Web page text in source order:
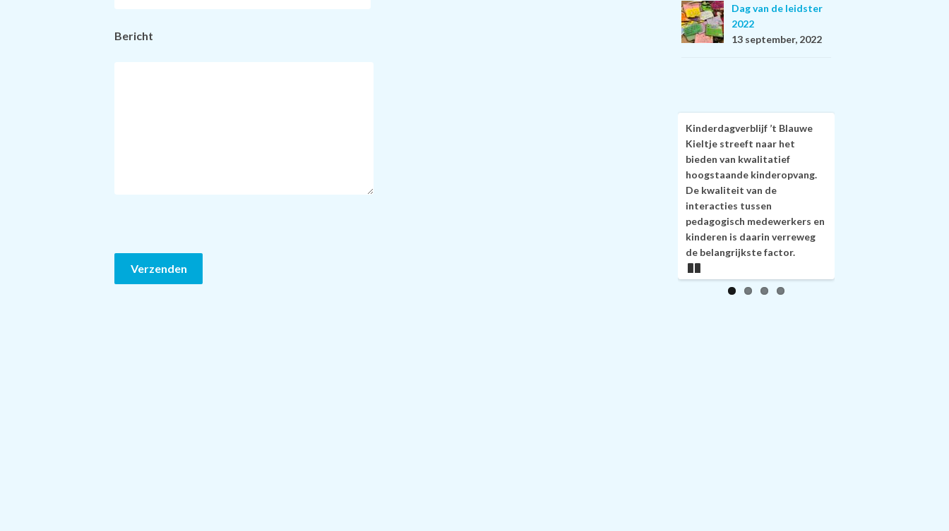
Bericht
Dag van de leidster
2022
13 september, 2022
Kinderdagverblijf ’t Blauwe
Kieltje streeft naar het
bieden van kwalitatief
hoogstaande kinderopvang.
De kwaliteit van de
interacties tussen
pedagogisch medewerkers en
kinderen is daarin verreweg
de belangrijkste factor.